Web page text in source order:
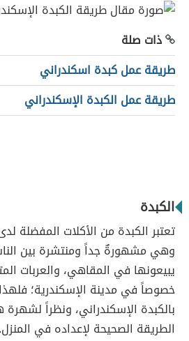
ذات صلة
طريقة عمل كبدة اسكندراني
طريقة عمل الكبدة الإسكندراني
الكبدة
تعتبر الكبدة من الأكلات المفضلة
وهي مشهورةٌ جداً ومنتشرة بين
يبيعونها في المقاهي، والعربات
خصوصاً في مدينة الإسكندرية؛
بالكبدة الإسكندراني، ونظراً
الطريقة الصحيحة لإعداده في المنزل.